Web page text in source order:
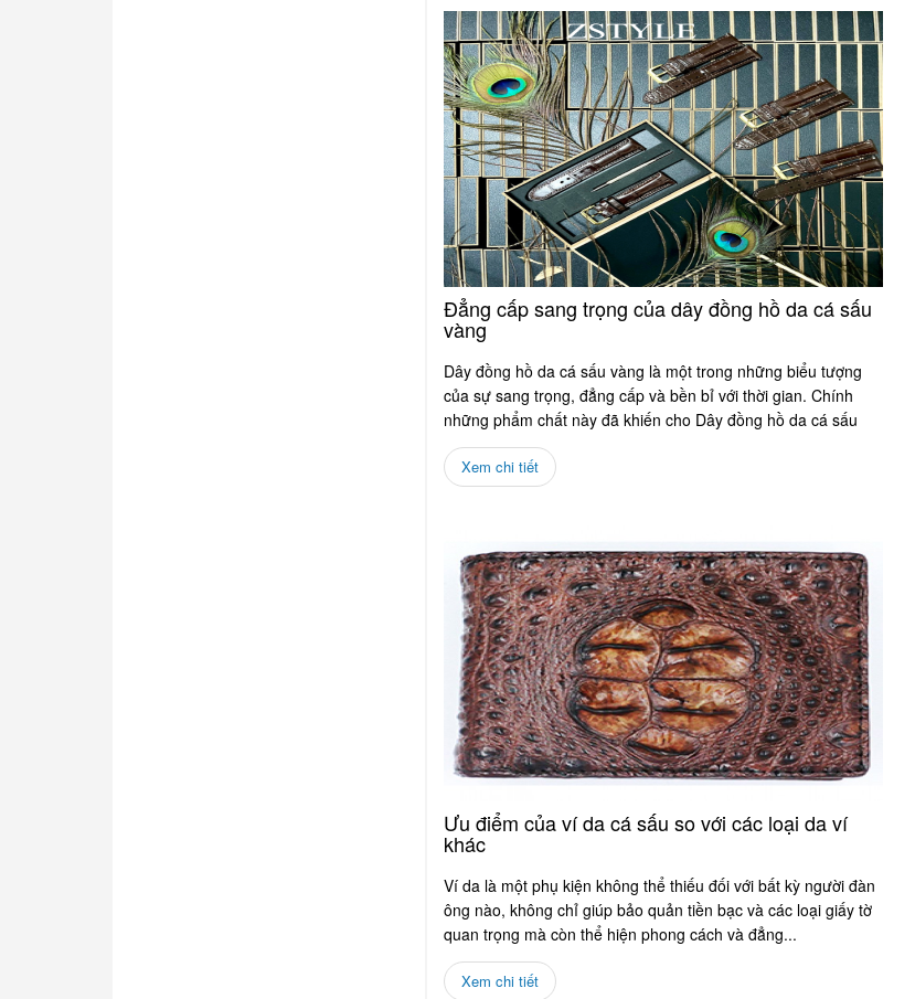
Đẳng cấp sang trọng của dây đồng hồ da cá sấu
vàng
Dây đồng hồ da cá sấu vàng là một trong những biểu tượng
của sự sang trọng, đẳng cấp và bền bỉ với thời gian. Chính
những phẩm chất này đã khiến cho Dây đồng hồ da cá sấu
vàng trở...
Xem chi tiết
Ưu điểm của ví da cá sấu so với các loại da ví
khác
Ví da là một phụ kiện không thể thiếu đối với bất kỳ người đàn
ông nào, không chỉ giúp bảo quản tiền bạc và các loại giấy tờ
quan trọng mà còn thể hiện phong cách và đẳng...
Xem chi tiết